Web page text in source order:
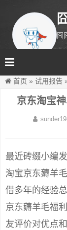
囧
首页 » 试用报告
京东淘宝
最近砖缀小编
淘宝京东薅羊
借多年的经验
京东薅羊毛福
友评价对优点